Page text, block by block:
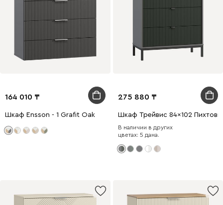
164 010
Шкаф Ensson - 1 Grafit Oak
275 880
Шкаф Трейвис 84x102
В наличии в других
цветах: 5 дана.